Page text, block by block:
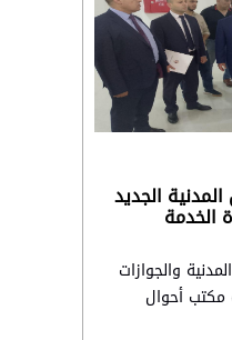
الجديد
الخدمة
والجوازات
أحوال